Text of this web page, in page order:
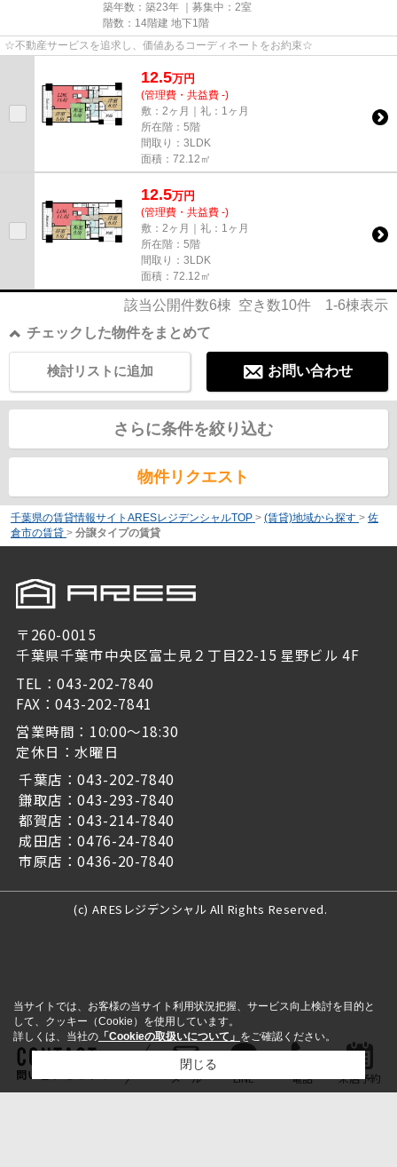
築年数：築23年 ｜募集中： 2室
階数：14階建 地下1階
☆不動産サービスを追求し、価値あるコーディネートをお約束☆
12.5万円
(管理費・共益費 -)
敷：2ヶ月｜礼：1ヶ月
所在階：5階
間取り：3LDK
面積：72.12㎡
12.5万円
(管理費・共益費 -)
敷：2ヶ月｜礼：1ヶ月
所在階：5階
間取り：3LDK
面積：72.12㎡
該当公開件数6棟 空き数10件 1-6棟表示
チェックした物件をまとめて
お問い合わせ
検討リストに追加
さらに条件を絞り込む
物件リクエスト
千葉県の賃貸情報サイトARESレジデンシャルTOP > (賃貸)地域から探す > 佐
倉市の賃貸 > 分譲タイプの賃貸
〒260-0015
千葉県千葉市中央区富士見２丁目22-15 星野ビル 4F
TEL：043-202-7840
FAX：043-202-7841
営業時間：10:00～18:30
定休日：水曜日
千葉店：043-202-7840
鎌取店：043-293-7840
都賀店：043-214-7840
成田店：0476-24-7840
市原店：0436-20-7840
(c) ARESレジデンシャル All Rights Reserved.
問い合わせをする メール LINE 電話 来店予約
当サイトでは、お客様の当サイト利用状況把握、サービス向上検討を目的と
して、クッキー（Cookie）を使用しています。
詳しくは、当社の 「Cookieの取扱いについて」 をご確認ください。
閉じる